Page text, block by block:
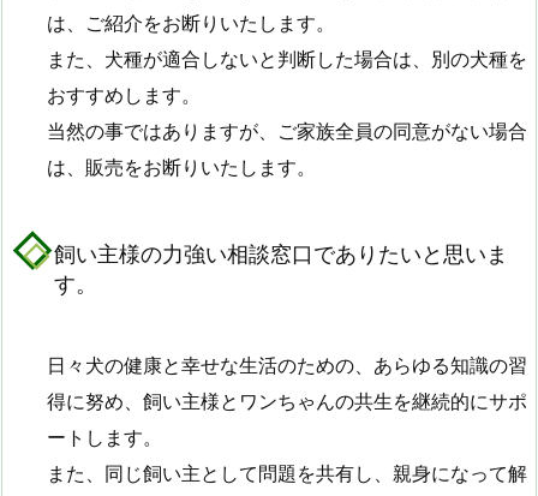
は、ご紹介をお断りいたします。
また、犬種が適合しないと判断した場合は、別の犬種を
おすすめします。
当然の事ではありますが、ご家族全員の同意がない場合
は、販売をお断りいたします。
飼い主様の力強い相談窓口でありたいと思いま
す。
日々犬の健康と幸せな生活のための、あらゆる知識の習
得に努め、飼い主様とワンちゃんの共生を継続的にサポ
ートします。
また、同じ飼い主として問題を共有し、親身になって解